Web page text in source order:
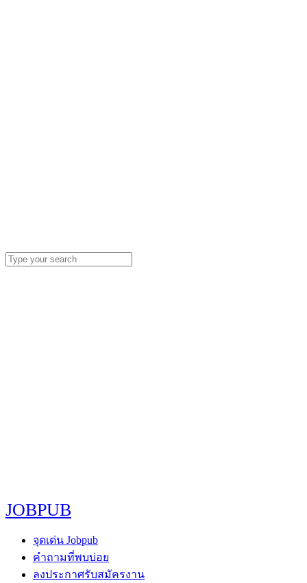
JOBPUB
จุดเด่น Jobpub
คำถามที่พบบ่อย
ลงประกาศรับสมัครงาน